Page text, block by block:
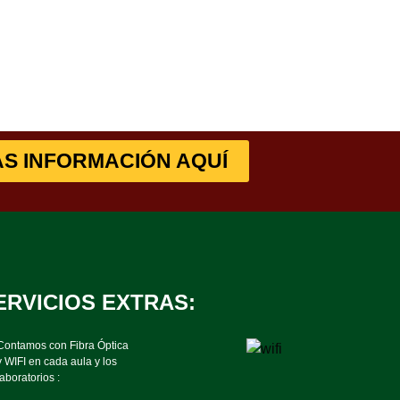
INFORMACIÓN AQUÍ
EXTRAS:
con Fibra Óptica
WIFI en cada aula y los
: